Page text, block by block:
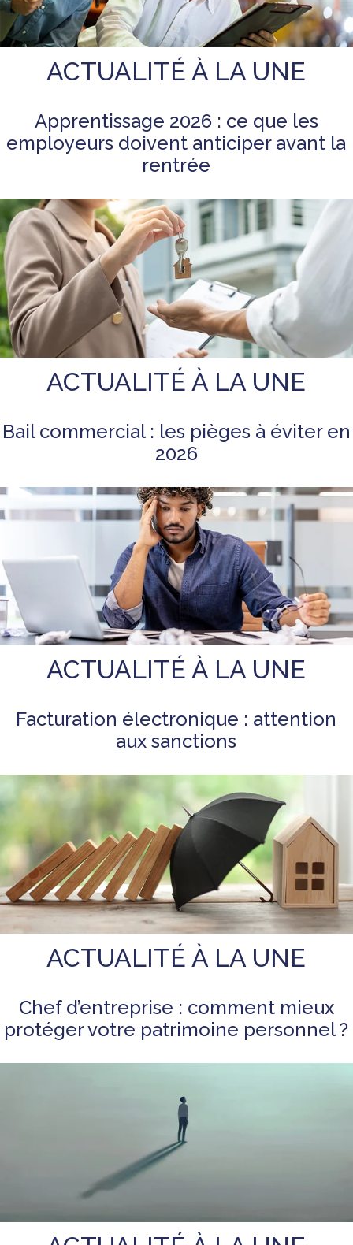
ACTUALITÉ À LA UNE
Apprentissage 2026 : ce que les
employeurs doivent anticiper avant la
rentrée
ACTUALITÉ À LA UNE
Bail commercial : les pièges à éviter en
2026
ACTUALITÉ À LA UNE
Facturation électronique : attention
aux sanctions
ACTUALITÉ À LA UNE
Chef d’entreprise : comment mieux
protéger votre patrimoine personnel ?